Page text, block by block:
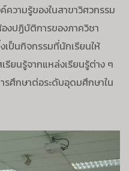
ความรู้ของในสาขาวิศวกรรม
งปฏิบัติการของภาควิชา
ป็นกิจกรรมที่นักเรียนให้
รียนรู้จากแหล่งเรียนรู้ต่าง ๆ
รศึกษาต่อระดับอุดมศึกษาใน